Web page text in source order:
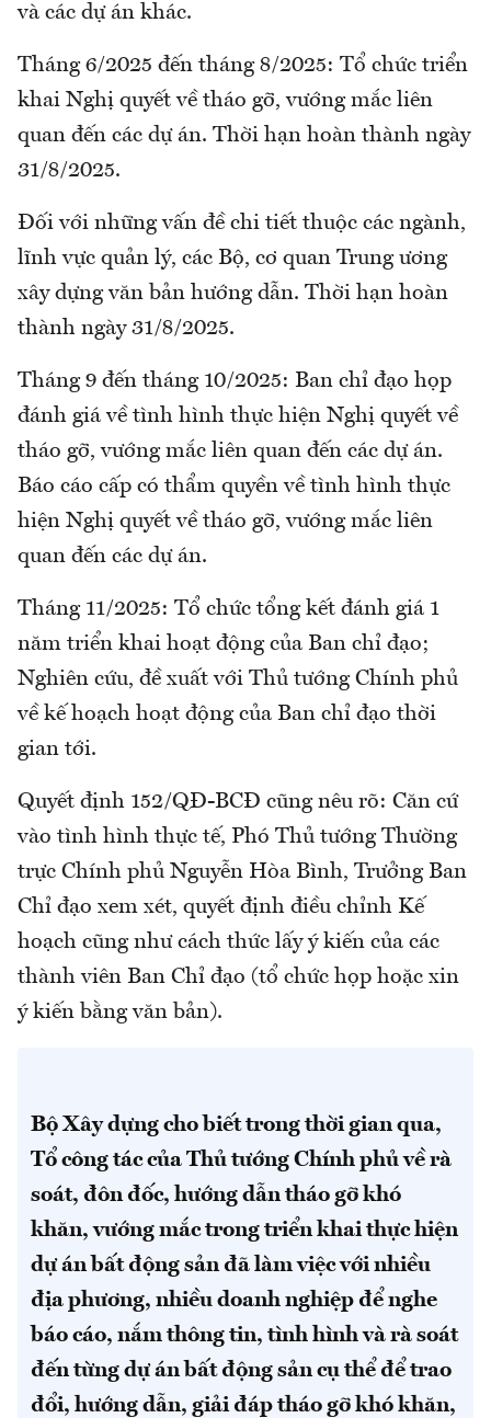
và các dự án khác.
Tháng 6/2025 đến tháng 8/2025: Tổ chức triển
khai Nghị quyết về tháo gỡ, vướng mắc liên
quan đến các dự án. Thời hạn hoàn thành ngày
31/8/2025.
Đối với những vấn đề chi tiết thuộc các ngành,
lĩnh vực quản lý, các Bộ, cơ quan Trung ương
xây dựng văn bản hướng dẫn. Thời hạn hoàn
thành ngày 31/8/2025.
Tháng 9 đến tháng 10/2025: Ban chỉ đạo họp
đánh giá về tình hình thực hiện Nghị quyết về
tháo gỡ, vướng mắc liên quan đến các dự án.
Báo cáo cấp có thẩm quyền về tình hình thực
hiện Nghị quyết về tháo gỡ, vướng mắc liên
quan đến các dự án.
Tháng 11/2025: Tổ chức tổng kết đánh giá 1
năm triển khai hoạt động của Ban chỉ đạo;
Nghiên cứu, đề xuất với Thủ tướng Chính phủ
về kế hoạch hoạt động của Ban chỉ đạo thời
gian tới.
Quyết định 152/QĐ-BCĐ cũng nêu rõ: Căn cứ
vào tình hình thực tế, Phó Thủ tướng Thường
trực Chính phủ Nguyễn Hòa Bình, Trưởng Ban
Chỉ đạo xem xét, quyết định điều chỉnh Kế
hoạch cũng như cách thức lấy ý kiến của các
thành viên Ban Chỉ đạo (tổ chức họp hoặc xin
ý kiến bằng văn bản).
Bộ Xây dựng cho biết trong thời gian qua,
Tổ công tác của Thủ tướng Chính phủ về rà
soát, đôn đốc, hướng dẫn tháo gỡ khó
khăn, vướng mắc trong triển khai thực hiện
dự án bất động sản đã làm việc với nhiều
địa phương, nhiều doanh nghiệp để nghe
báo cáo, nắm thông tin, tình hình và rà soát
đến từng dự án bất động sản cụ thể để trao
đổi, hướng dẫn, giải đáp tháo gỡ khó khăn,